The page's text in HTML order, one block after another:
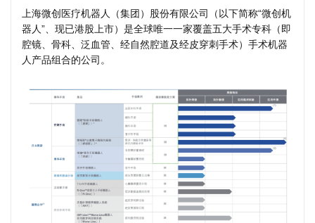
上海微创医疗机器人（集团）股份有限公司（以下简称“微创机
器人”、现已港股上市）是全球唯一一家覆盖五大手术专科（即
腔镜、骨科、泛血管、经自然腔道及经皮穿刺手术）手术机器
人产品组合的公司。